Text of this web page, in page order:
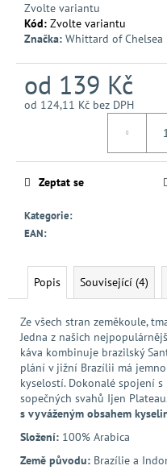
Zvolte variantu
Kód: Zvolte variantu
Značka: Whittard of Chelsea
od 139 Kč
od 124,11 Kč bez DPH
Kategorie:
EAN:
Zeptat se
Popis Související (4)
Ze všech stran zeměkoule,
Jedna z našich
káva kombinuje brazilský
plání v jižní Brazílii má
kyselostí. Dokonalé spojení
sopečných svahů Ijen
s vyváženým obsahem
Složení: 100% Arabica
Země původu: Brazílie a